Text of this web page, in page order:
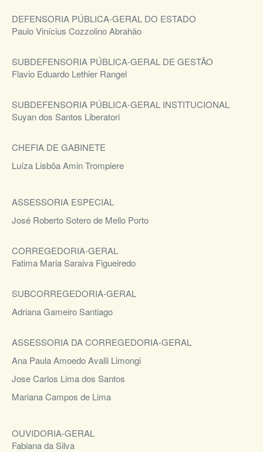
DEFENSORIA PÚBLICA-GERAL DO ESTADO
Paulo Vinícius Cozzolino Abrahão
SUBDEFENSORIA PÚBLICA-GERAL DE GESTÃO​
Flavio Eduardo Lethier Rangel
SUBDEFENSORIA PÚBLICA-GERAL INSTITUCIONAL​
Suyan dos Santos Liberatori
CHEFIA DE GABINETE
Luíza Lisbôa Amin Trompiere
ASSESSORIA ESPECIAL
José Roberto Sotero de Mello Porto
CORREGEDORIA-GERAL
Fatima Maria Saraiva Figueiredo
SUBCORREGEDORIA-GERAL
Adriana Gameiro Santiago
ASSESSORIA DA CORREGEDORIA-GERAL
Ana Paula Amoedo Avalli Limongi
Jose Carlos Lima dos Santos
Mariana Campos de Lima
OUVIDORIA-GERAL
Fabiana da Silva